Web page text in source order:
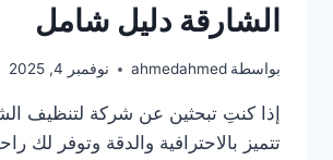
الشارقة دليل شامل
بواسطة ahmedahmed نوفمبر 4, 2025
إذا كنتِ تبحثين عن شركة لتنظيف
تتميز بالاحترافية والدقة وتوفر لك